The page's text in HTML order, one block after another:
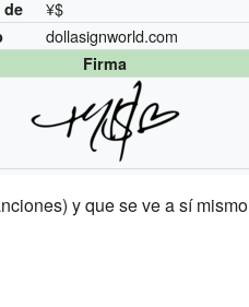
de ¥$
dollasignworld.com
Firma
y que se ve a sí mismo